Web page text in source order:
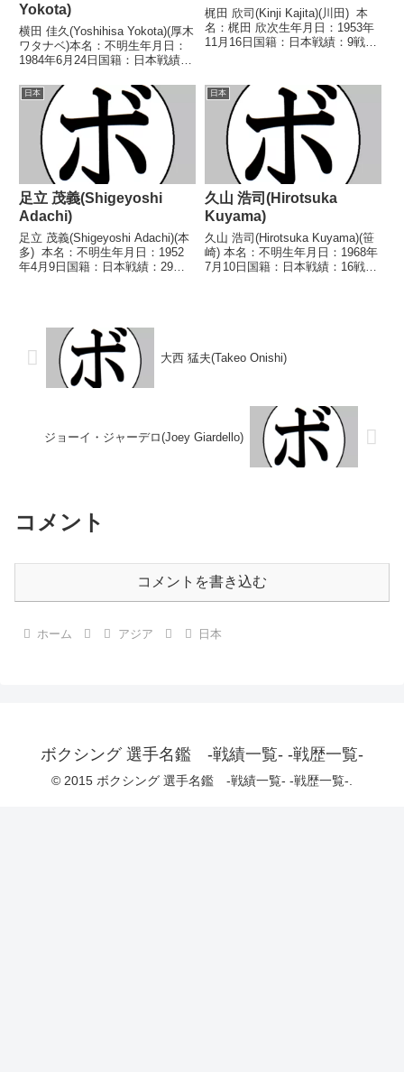
Yokota)
横田 佳久(Yoshihisa Yokota)(厚木
ワタナベ)本名：不明生年月日：
1984年6月24日国籍：日本戦績：
トル】2014年度B級トーナメント
フェザー級優勝【戦歴】
2007/03/04 ●1...
梶田 欣司(Kinji Kajita)(川田) 本
名：梶田 欣次生年月日：1953年
11月16日国籍：日本戦績：9戦5
●4R判定 (採点不明) 中村 唯男
(中日...
日本
足立 茂義(Shigeyoshi
Adachi)
足立 茂義(Shigeyoshi Adachi)(本
多) 本名：不明生年月日：1952
年4月9日国籍：日本戦績：29戦
●1R...
日本
久山 浩司(Hirotsuka
Kuyama)
久山 浩司(Hirotsuka Kuyama)(笹
崎) 本名：不明生年月日：1968年
7月10日国籍：日本戦績：16戦7
大西 猛夫(Takeo Onishi)
ジョーイ・ジャーデロ(Joey Giardello)
コメント
コメントを書き込む
ホーム アジア 日本
ボクシング 選手名鑑 -戦績一覧- -戦歴一覧-
© 2015 ボクシング 選手名鑑 -戦績一覧- -戦歴一覧-.